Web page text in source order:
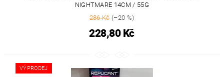
NIGHTMARE 14CM / 55G
286 Kč(–20 %)
228,80 Kč
VÝPRODEJ